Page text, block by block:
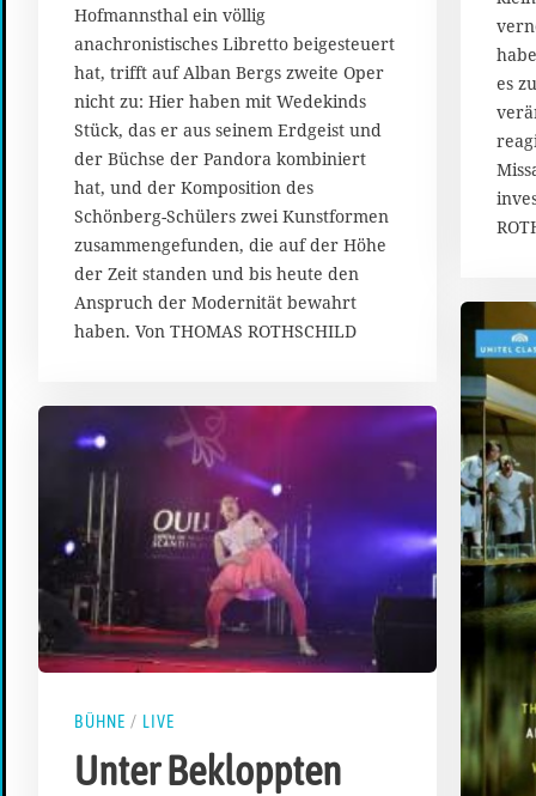
4
Hofmannsthal ein völlig
anachronistisches Libretto beigesteuert
hat, trifft auf Alban Bergs zweite Oper
nicht zu: Hier haben mit Wedekinds
Stück, das er aus seinem Erdgeist und
der Büchse der Pandora kombiniert
hat, und der Komposition des
Schönberg-Schülers zwei Kunstformen
zusammengefunden, die auf der Höhe
der Zeit standen und bis heute den
Anspruch der Modernität bewahrt
haben. Von THOMAS ROTHSCHILD
es
BÜHNE / LIVE
Unter Bekloppten